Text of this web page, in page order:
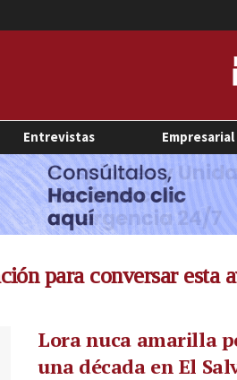
Entrevistas Empresarial
para conversar esta
Lora nuca amarilla
una década en El